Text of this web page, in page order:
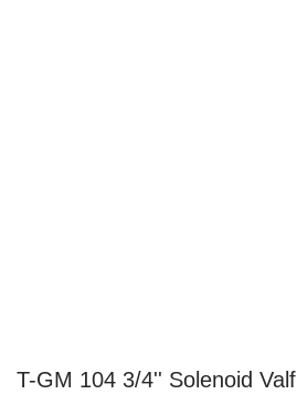
T-GM 104 3/4'' Solenoid Valf